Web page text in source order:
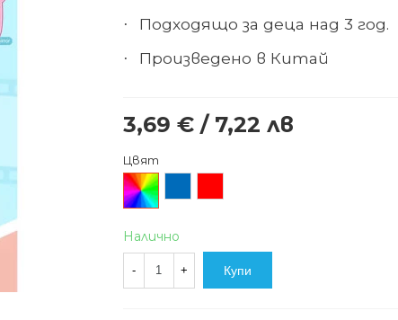
· Подходящо за деца над 3 год.
· Произведено в Китай
3,69 € / 7,22 лв
Цвят
Произволен/
микс
Налично
- + Купи